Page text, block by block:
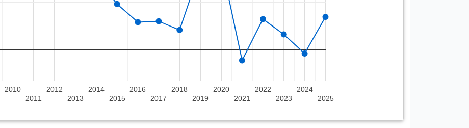
2010
2011
2012
2013
2014
2015
2016
2017
2018
2019
2020
2021
2022
2023
2024
2025